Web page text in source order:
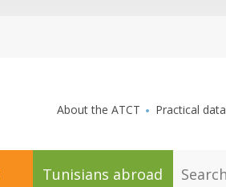
About the ATCT Practical data
Tunisians abroad e